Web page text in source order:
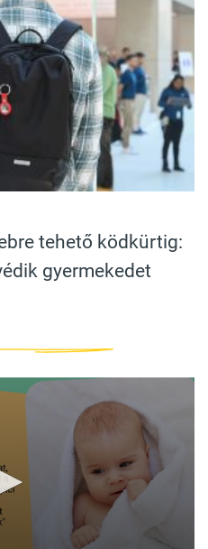
tehető ködkürtig:
gyermekedet